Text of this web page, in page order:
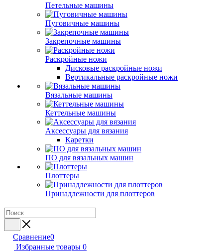
Петельные машины
Пуговичные машины
Закрепочные машины
Раскройные ножи
Дисковые раскройные ножи
Вертикальные раскройные ножи
Вязальные машины
Кеттельные машины
Аксессуары для вязания
Каретки
ПО для вязальных машин
Плоттеры
Принадлежности для плоттеров
Сравнение0
Избранные товары 0